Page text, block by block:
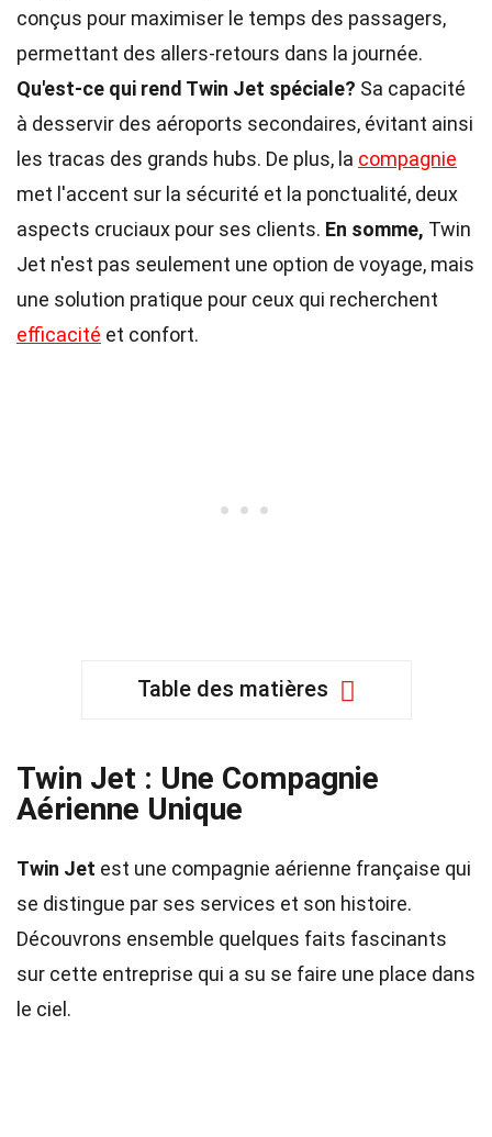
conçus pour maximiser le temps des passagers,
permettant des allers-retours dans la journée.
Qu'est-ce qui rend Twin Jet spéciale? Sa capacité
à desservir des aéroports secondaires, évitant ainsi
les tracas des grands hubs. De plus, la compagnie
met l'accent sur la sécurité et la ponctualité, deux
aspects cruciaux pour ses clients. En somme, Twin
Jet n'est pas seulement une option de voyage, mais
une solution pratique pour ceux qui recherchent
efficacité et confort.
Table des matières
Twin Jet : Une Compagnie
Aérienne Unique
Twin Jet est une compagnie aérienne française qui
se distingue par ses services et son histoire.
Découvrons ensemble quelques faits fascinants
sur cette entreprise qui a su se faire une place dans
le ciel.